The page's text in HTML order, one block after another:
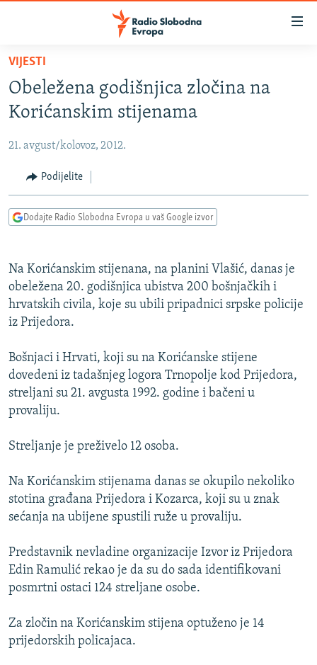
Pređite
glavni
sadržaj
na
navigaciju
Pređite
na
VIJESTI
BOSNA I HERCEGOVINA
KOSOVO
CRNA GORA
VIDEO
INFOGRAFIKE
PODCASTI
KINA NA BALKANU
RSE PRIČE IZ SVIJETA
ISPRIČAJ MI
DNEVNO@RSE
SPECIJALI RSE
VIŠE OD NASLOVA
TV LIBERTY
POST SCRIPTUM
SVE KARTE DEJTONA
PRATITE NAS
Sve RFE/RL stranice
VIJESTI
Obeležena godišnjica zločina na
Korićanskim stijenama
21. avgust/kolovoz, 2012.
Podijelite
Dodajte Radio Slobodna Evropa u vaš Google izvor
Na Korićanskim stijenana, na planini Vlašić, danas je
obeležena 20. godišnjica ubistva 200 bošnjačkih i
hrvatskih civila, koje su ubili pripadnici srpske policije
iz Prijedora.
Bošnjaci i Hrvati, koji su na Korićanske stijene
dovedeni iz tadašnjeg logora Trnopolje kod Prijedora,
streljani su 21. avgusta 1992. godine i bačeni u
provaliju.
Streljanje je preživelo 12 osoba.
Na Korićanskim stijenama danas se okupilo nekoliko
stotina građana Prijedora i Kozarca, koji su u znak
sećanja na ubijene spustili ruže u provaliju.
Predstavnik nevladine organizacije Izvor iz Prijedora
Edin Ramulić rekao je da su do sada identifikovani
posmrtni ostaci 124 streljane osobe.
Za zločin na Korićanskim stijena optuženo je 14
prijedorskih policajaca.